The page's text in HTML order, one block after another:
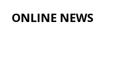
Skip to main content
ONLINE NEWS